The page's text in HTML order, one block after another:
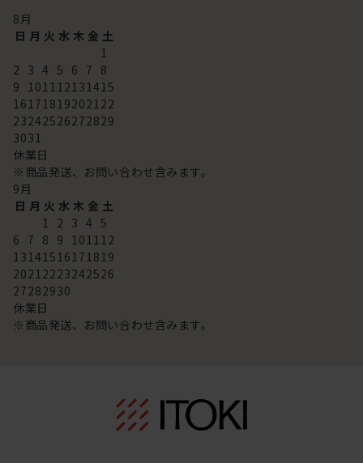
8月
日 月 火 水 木 金 土
1
2 3 4 5 6 7 8
9 101112131415
16171819202122
23242526272829
3031
休業日
※商品発送、お問い合わせ含みます。
9月
日 月 火 水 木 金 土
1 2 3 4 5
6 7 8 9 101112
13141516171819
20212223242526
27282930
休業日
※商品発送、お問い合わせ含みます。